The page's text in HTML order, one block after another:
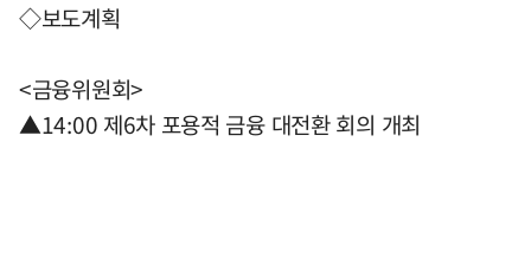
◇보도계획
<금융위원회>
▲14:00 제6차 포용적 금융 대전환 회의 개최